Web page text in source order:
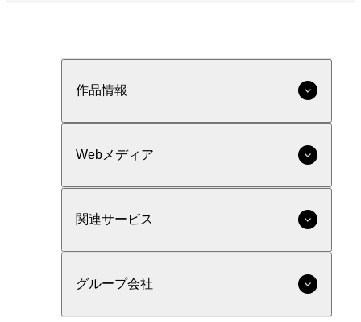
作品情報
Webメディア
関連サービス
グループ会社